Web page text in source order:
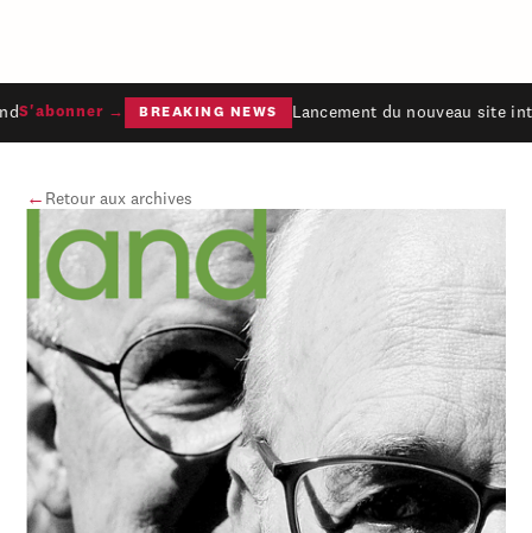
S'abonner → BREAKING NEWS Lancement du nouveau site
← Retour aux archives